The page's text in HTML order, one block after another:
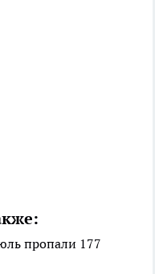
пропали 177